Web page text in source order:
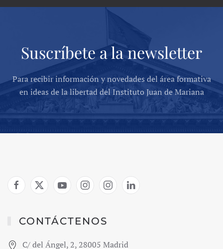
Suscríbete a la newsletter
Para recibir información y novedades del área formativa
en ideas de la libertad del Instituto Juan de Mariana
CONTÁCTENOS
C/ del Ángel, 2, 28005 Madrid